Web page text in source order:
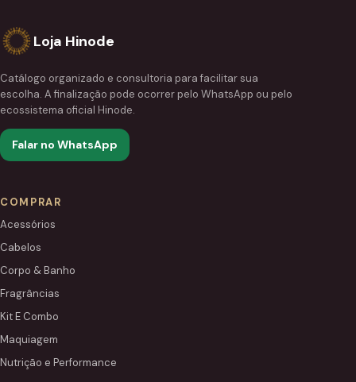
Loja Hinode
Catálogo organizado e consultoria para facilitar sua
escolha. A finalização pode ocorrer pelo WhatsApp ou pelo
ecossistema oficial Hinode.
Falar no WhatsApp
COMPRAR
Acessórios
Cabelos
Corpo & Banho
Fragrâncias
Kit E Combo
Maquiagem
Nutrição e Performance